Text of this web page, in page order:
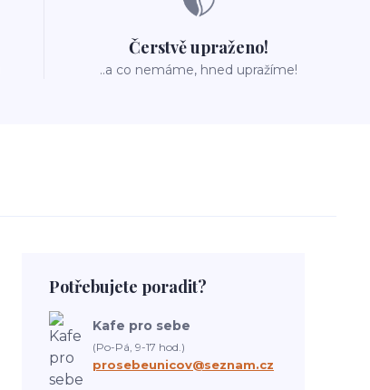
Čerstvě upraženo!
..a co nemáme, hned upražíme!
Potřebujete poradit?
Kafe pro sebe
(Po-Pá, 9-17 hod.)
prosebeunicov@seznam.cz